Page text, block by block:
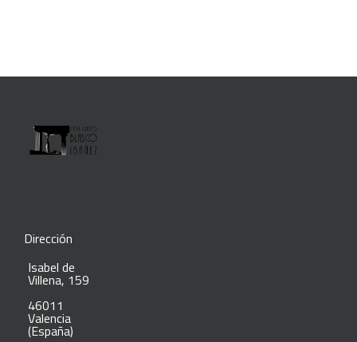
Dirección
Isabel de
Villena, 159
46011
Valencia
(España)